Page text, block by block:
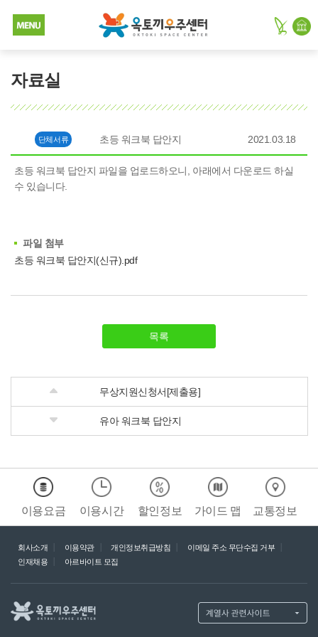
자료실
단체서류 초등 워크북 답안지 2021.03.18
초등 워크북 답안지 파일을 업로드하오니, 아래에서 다운로드 하실
수 있습니다.
파일 첨부
초등 워크북 답안지(신규).pdf
목록
무상지원신청서[제출용]
유아 워크북 답안지
이용요금 이용시간 할인정보 가이드 맵 교통정보
회사소개 이용약관 개인정보취급방침
이메일 주소 무단수집 거부
인재채용
아르바이트 모집